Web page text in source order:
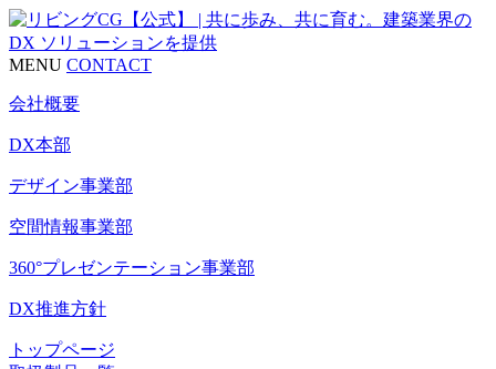
MENU CONTACT
会社概要
DX本部
デザイン事業部
空間情報事業部
360°プレゼンテーション事業部
DX推進方針
トップページ